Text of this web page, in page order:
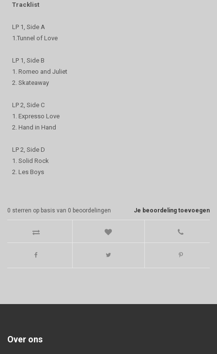
Tracklist
LP 1, Side A
1.Tunnel of Love
LP 1, Side B
1. Romeo and Juliet
2. Skateaway
LP 2, Side C
1. Expresso Love
2. Hand in Hand
LP 2, Side D
1. Solid Rock
2. Les Boys
Je beoordeling toevoegen
0 sterren op basis van 0 beoordelingen
Over ons